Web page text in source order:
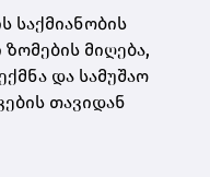
საქმიანობის
მიღება,
და სამუშაო
თავიდან